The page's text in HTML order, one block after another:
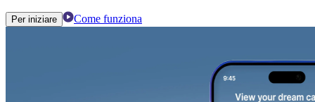
Per iniziare Come funziona